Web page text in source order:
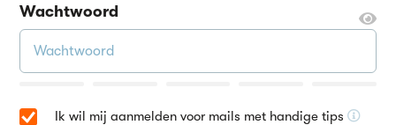
Wachtwoord
Ik wil mij aanmelden voor mails met handige tips